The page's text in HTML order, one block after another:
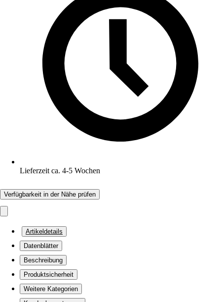
Lieferzeit ca. 4-5 Wochen
Verfügbarkeit in der Nähe prüfen
Artikeldetails
Datenblätter
Beschreibung
Produktsicherheit
Weitere Kategorien